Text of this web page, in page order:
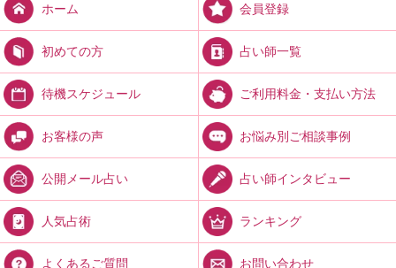
ホーム 会員登録
初めての方 占い師一覧
待機スケジュール ご利用料金・支払い方法
お客様の声 お悩み別ご相談事例
公開メール占い 占い師インタビュー
人気占術 ランキング
よくあるご質問 お問い合わせ